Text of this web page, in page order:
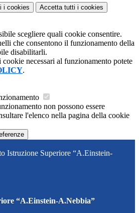
i cookies Accetta tutti i cookies
scegliere quali cookie consentire.
che consentono il funzionamento della
disabilitarli.
necessari al funzionamento potete
.
non possono essere
l'elenco nella pagina della cookie
Istruzione Superiore “A.Einstein-
“A.Einstein-A.Nebbia”